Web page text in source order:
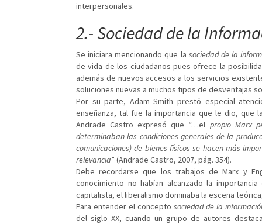
interpersonales.
2.- Sociedad de la
Se iniciara mencionando que la sociedad de la
de vida de los ciudadanos pues ofrece la
además de nuevos accesos a los servicios
soluciones nuevas a muchos tipos de desventajas
Por su parte, Adam Smith prestó especial
enseñanza, tal fue la importancia que le dio, que
Andrade Castro expresó que “…el propio Marx
determinaban las condiciones generales de la
comunicaciones) de bienes físicos se hacen más
relevancia” (Andrade Castro, 2007, pág. 354).
Debe recordarse que los trabajos de Marx y
conocimiento no habían alcanzado la
capitalista, el liberalismo dominaba la escena
Para entender el concepto sociedad de la
del siglo XX, cuando un grupo de autores